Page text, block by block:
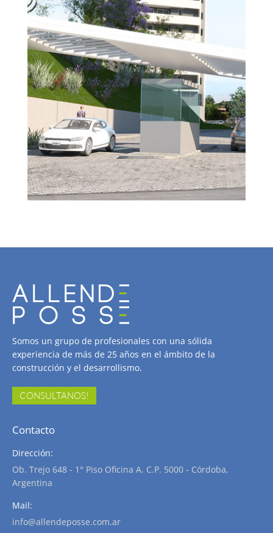
Somos un grupo de profesionales con una sólida
experiencia de más de 25 años en el ámbito de la
construcción y el desarrollismo.
CONSULTANOS!
Contacto
Dirección:
Ob. Trejo 648 - 1° Piso Oficina A. C.P. 5000 - Córdoba,
Argentina
Mail:
info@allendeposse.com.ar